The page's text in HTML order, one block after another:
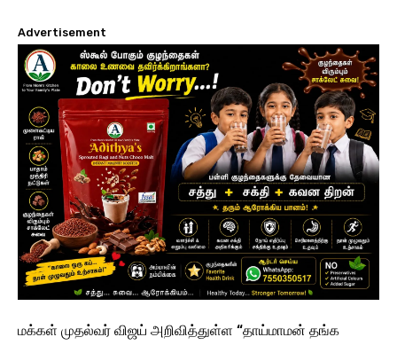
Advertisement
மக்கள் முதல்வர் விஜய் அறிவித்துள்ள “தாய்மாமன் தங்க